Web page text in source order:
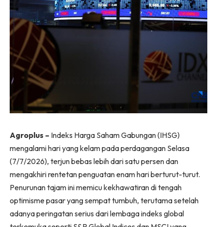
Agroplus – Indeks Harga Saham Gabungan (IHSG)
mengalami hari yang kelam pada perdagangan Selasa
(7/7/2026), terjun bebas lebih dari satu persen dan
mengakhiri rentetan penguatan enam hari berturut-turut.
Penurunan tajam ini memicu kekhawatiran di tengah
optimisme pasar yang sempat tumbuh, terutama setelah
adanya peringatan serius dari lembaga indeks global